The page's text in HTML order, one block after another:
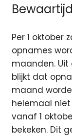
Per 1 oktober
opnames
maanden. Uit
blijkt dat
maand
helemaal niet
vanaf 1
bekeken. Dit